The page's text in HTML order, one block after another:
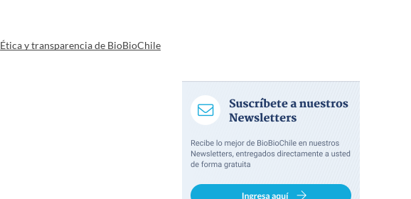
Ética y transparencia de BioBioChile